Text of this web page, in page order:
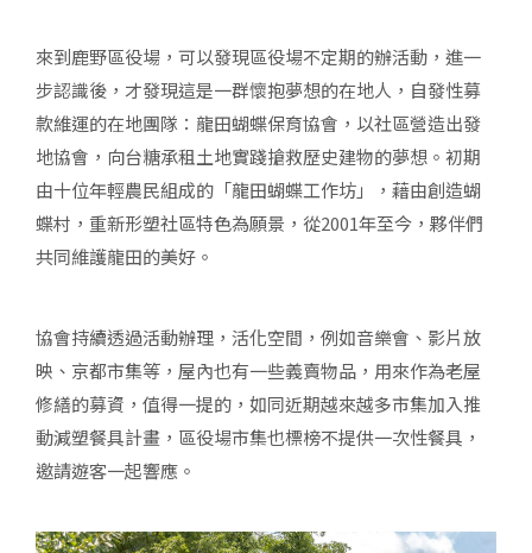
來到鹿野區役場，可以發現區役場不定期的辦活動，進一
步認識後，才發現這是一群懷抱夢想的在地人，自發性募
款維運的在地團隊：龍田蝴蝶保育協會，以社區營造出發
地協會，向台糖承租土地實踐搶救歷史建物的夢想。初期
由十位年輕農民組成的「龍田蝴蝶工作坊」，藉由創造蝴
蝶村，重新形塑社區特色為願景，從2001年至今，夥伴們
共同維護龍田的美好。
協會持續透過活動辦理，活化空間，例如音樂會、影片放
映、京都市集等，屋內也有一些義賣物品，用來作為老屋
修繕的募資，值得一提的，如同近期越來越多市集加入推
動減塑餐具計畫，區役場市集也標榜不提供一次性餐具，
邀請遊客一起響應。